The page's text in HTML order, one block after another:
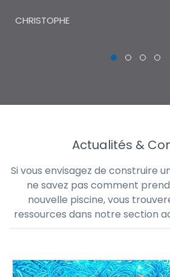
CHRISTOPHE
Actualités &
Si vous envisagez de construire
ne savez pas comment
nouvelle piscine, vous
ressources dans notre section